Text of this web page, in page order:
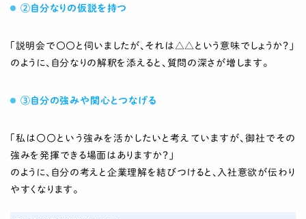
②自分なりの仮説を持つ
「説明会で〇〇と伺いましたが、それは△△という意味でしょうか？」
のように、自分なりの解釈を添えると、質問の深さが増します。
③自分の強みや関心とつなげる
「私は〇〇という強みを活かしたいと考えていますが、御社でその
強みを発揮できる場面はありますか？」
のように、自分の考えと企業理解を結びつけると、入社意欲が伝わり
やすくなります。